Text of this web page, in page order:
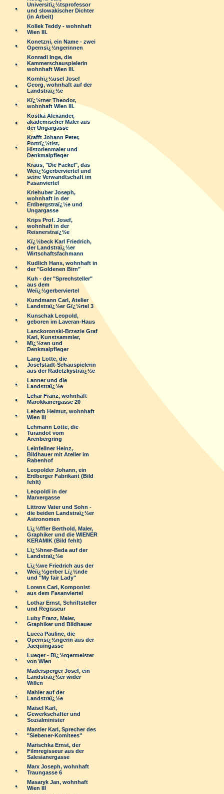
Universitï¿½tsprofessor
und slowakischer Dichter
(in Arbeit)
Kollek Teddy - wohnhaft
Wien III.
Konetzni, ein Name - zwei
Opernsï¿½ngerinnen
Konradi Inge, die
Kammerschauspielerin
wohnhaft Wien III.
Kornhï¿½usel Josef
Georg, wohnhaft auf der
Landstraï¿½e
Kï¿½rner Theodor,
wohnhaft Wien III.
Kostka Alexander,
akademischer Maler aus
der Ungargasse
Krafft Johann Peter,
Portrï¿½tist,
Historienmaler und
Denkmalpfleger
Kraus, "Die Fackel", das
Weiï¿½gerberviertel und
seine Verwandtschaft im
Fasanviertel
Kriehuber Joseph,
wohnhaft in der
Erdbergstraï¿½e und
Ungargasse
Krips Prof. Josef,
wohnhaft in der
Reisnerstraï¿½e
Kï¿½beck Karl Friedrich,
der Landstraï¿½er
Wirtschaftsfachmann
Kudlich Hans, wohnhaft in
der "Goldenen Birn"
Kuh - der "Sprechsteller"
aus dem
Weiï¿½gerberviertel
Kundmann Carl, Atelier
Landstraï¿½er Gï¿½rtel 3
Kunschak Leopold,
geboren im Laveran-Haus
Lanckoronski-Brzezie Graf
Karl, Kunstsammler,
Mï¿½zen und
Denkmalpfleger
Lang Lotte, die
Josefstadt-Schauspielerin
aus der Radetzkystraï¿½e
Lanner und die
Landstraï¿½e
Lehar Franz, wohnhaft
Marokkanergasse 20
Leherb Helmut, wohnhaft
Wien III
Lehmann Lotte, die
Turandot vom
Arenbergring
Leinfellner Heinz,
Bildhauer mit Atelier im
Rabenhof
Leopolder Johann, ein
Erdberger Fabrikant (Bild
fehlt)
Leopoldi in der
Marxergasse
Littrow Vater und Sohn -
die beiden Landstraï¿½er
Astronomen
Lï¿½ffler Berthold, Maler,
Graphiker und die WIENER
KERAMIK (Bild fehlt)
Lï¿½hner-Beda auf der
Landstraï¿½e
Lï¿½we Friedrich aus der
Weiï¿½gerber Lï¿½nde
und "My fair Lady"
Lorens Carl, Komponist
aus dem Fasanviertel
Lothar Ernst, Schriftsteller
und Regisseur
Luby Franz, Maler,
Graphiker und Bildhauer
Lucca Pauline, die
Opernsï¿½ngerin aus der
Jacquingasse
Lueger - Bï¿½rgermeister
von Wien
Madersperger Josef, ein
Landstraï¿½er wider
Willen
Mahler auf der
Landstraï¿½e
Maisel Karl,
Gewerkschafter und
Sozialminister
Mantler Karl, Sprecher des
"Siebener-Komitees"
Marischka Ernst, der
Filmregisseur aus der
Salesianergasse
Marx Joseph, wohnhaft
Traungasse 6
Masaryk Jan, wohnhaft
Wien III